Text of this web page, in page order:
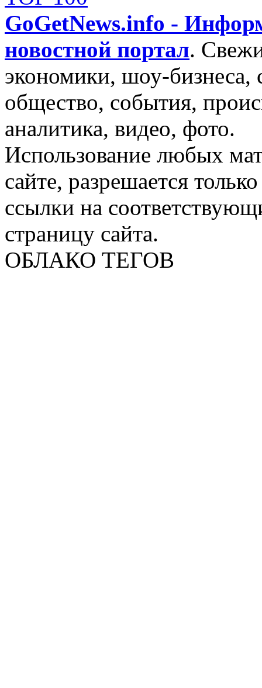
GoGetNews.info -
новостной портал.
экономики, шоу-бизнеса,
общество, события,
аналитика, видео, фото.
Использование любых
сайте, разрешается
ссылки на
страницу сайта.
ОБЛАКО ТЕГОВ